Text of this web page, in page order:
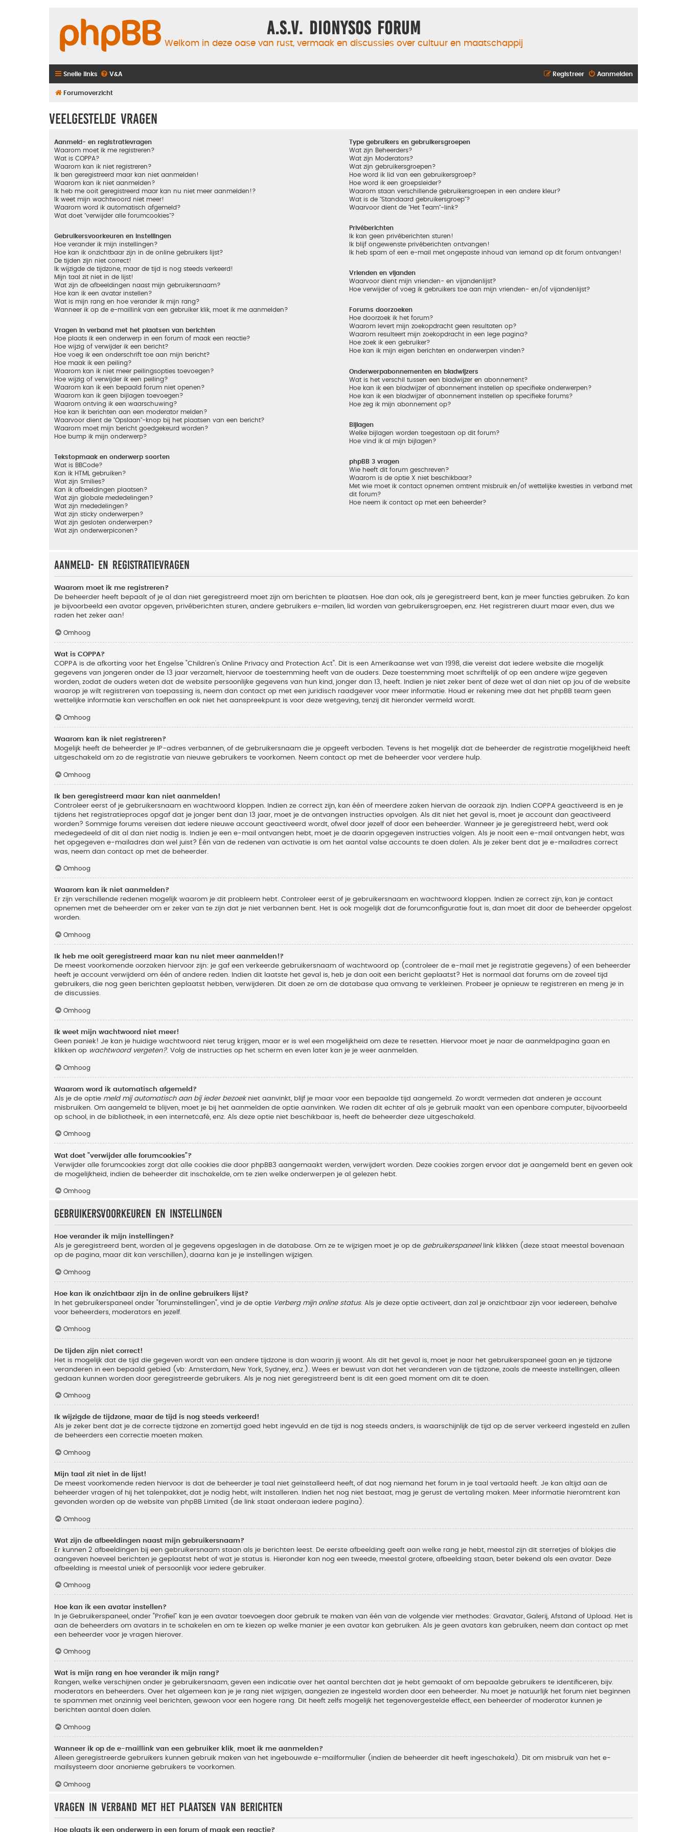
A.S.V. Dionysos Forum
Welkom in deze oase van rust, vermaak en discussies over cultuur en maatschappij
Snelle links V&A Aanmelden
Registreer
Forumoverzicht
Veelgestelde vragen
Aanmeld- en registratievragen
Waarom moet ik me registreren?
Wat is COPPA?
Waarom kan ik niet registreren?
Ik ben geregistreerd maar kan niet aanmelden!
Waarom kan ik niet aanmelden?
Ik heb me ooit geregistreerd maar kan nu niet meer aanmelden!?
Ik weet mijn wachtwoord niet meer!
Waarom word ik automatisch afgemeld?
Wat doet "verwijder alle forumcookies"?
Gebruikersvoorkeuren en instellingen
Hoe verander ik mijn instellingen?
Hoe kan ik onzichtbaar zijn in de online gebruikers lijst?
De tijden zijn niet correct!
Ik wijzigde de tijdzone, maar de tijd is nog steeds verkeerd!
Mijn taal zit niet in de lijst!
Wat zijn de afbeeldingen naast mijn gebruikersnaam?
Hoe kan ik een avatar instellen?
Wat is mijn rang en hoe verander ik mijn rang?
Wanneer ik op de e-maillink van een gebruiker klik, moet ik me aanmelden?
Vragen in verband met het plaatsen van berichten
Hoe plaats ik een onderwerp in een forum of maak een reactie?
Hoe wijzig of verwijder ik een bericht?
Hoe voeg ik een onderschrift toe aan mijn bericht?
Hoe maak ik een peiling?
Waarom kan ik niet meer peilingsopties toevoegen?
Hoe wijzig of verwijder ik een peiling?
Waarom kan ik een bepaald forum niet openen?
Waarom kan ik geen bijlagen toevoegen?
Waarom ontving ik een waarschuwing?
Hoe kan ik berichten aan een moderator melden?
Waarvoor dient de "Opslaan"-knop bij het plaatsen van een bericht?
Waarom moet mijn bericht goedgekeurd worden?
Hoe bump ik mijn onderwerp?
Tekstopmaak en onderwerp soorten
Wat is BBCode?
Kan ik HTML gebruiken?
Wat zijn Smilies?
Kan ik afbeeldingen plaatsen?
Wat zijn globale mededelingen?
Wat zijn mededelingen?
Wat zijn sticky onderwerpen?
Wat zijn gesloten onderwerpen?
Wat zijn onderwerpiconen?
Type gebruikers en gebruikersgroepen
Wat zijn Beheerders?
Wat zijn Moderators?
Wat zijn gebruikersgroepen?
Hoe word ik lid van een gebruikersgroep?
Hoe word ik een groepsleider?
Waarom staan verschillende gebruikersgroepen in een andere kleur?
Wat is de "Standaard gebruikersgroep"?
Waarvoor dient de "Het Team"-link?
Privéberichten
Ik kan geen privéberichten sturen!
Ik blijf ongewenste privéberichten ontvangen!
Ik heb spam of een e-mail met ongepaste inhoud van iemand op dit forum ontvangen!
Vrienden en vijanden
Waarvoor dient mijn vrienden- en vijandenlijst?
Hoe verwijder of voeg ik gebruikers toe aan mijn vrienden- en/of vijandenlijst?
Forums doorzoeken
Hoe doorzoek ik het forum?
Waarom levert mijn zoekopdracht geen resultaten op?
Waarom resulteert mijn zoekopdracht in een lege pagina?
Hoe zoek ik een gebruiker?
Hoe kan ik mijn eigen berichten en onderwerpen vinden?
Onderwerpabonnementen en bladwijzers
Wat is het verschil tussen een bladwijzer en abonnement?
Hoe kan ik een bladwijzer of abonnement instellen op specifieke onderwerpen?
Hoe kan ik een bladwijzer of abonnement instellen op specifieke forums?
Hoe zeg ik mijn abonnement op?
Bijlagen
Welke bijlagen worden toegestaan op dit forum?
Hoe vind ik al mijn bijlagen?
phpBB 3 vragen
Wie heeft dit forum geschreven?
Waarom is de optie X niet beschikbaar?
Met wie moet ik contact opnemen omtrent misbruik en/of wettelijke kwesties in verband met
dit forum?
Hoe neem ik contact op met een beheerder?
Aanmeld- en registratievragen
Waarom moet ik me registreren?
De beheerder heeft bepaalt of je al dan niet geregistreerd moet zijn om berichten te plaatsen. Hoe dan ook, als je geregistreerd bent, kan je meer functies gebruiken. Zo kan
je bijvoorbeeld een avatar opgeven, privéberichten sturen, andere gebruikers e-mailen, lid worden van gebruikersgroepen, enz. Het registreren duurt maar even, dus we
raden het zeker aan!
Omhoog
Wat is COPPA?
COPPA is de afkorting voor het Engelse "Children’s Online Privacy and Protection Act". Dit is een Amerikaanse wet van 1998, die vereist dat iedere website die mogelijk
gegevens van jongeren onder de 13 jaar verzamelt, hiervoor de toestemming heeft van de ouders. Deze toestemming moet schriftelijk of op een andere wijze gegeven
worden, zodat de ouders weten dat de website persoonlijke gegevens van hun kind, jonger dan 13, heeft. Indien je niet zeker bent of deze wet al dan niet op jou of de website
waarop je wilt registreren van toepassing is, neem dan contact op met een juridisch raadgever voor meer informatie. Houd er rekening mee dat het phpBB team geen
wettelijke informatie kan verschaffen en ook niet het aanspreekpunt is voor deze wetgeving, tenzij dit hieronder vermeld wordt.
Omhoog
Waarom kan ik niet registreren?
Mogelijk heeft de beheerder je IP-adres verbannen, of de gebruikersnaam die je opgeeft verboden. Tevens is het mogelijk dat de beheerder de registratie mogelijkheid heeft
uitgeschakeld om zo de registratie van nieuwe gebruikers te voorkomen. Neem contact op met de beheerder voor verdere hulp.
Omhoog
Ik ben geregistreerd maar kan niet aanmelden!
Controleer eerst of je gebruikersnaam en wachtwoord kloppen. Indien ze correct zijn, kan één of meerdere zaken hiervan de oorzaak zijn. Indien COPPA geactiveerd is en je
tijdens het registratieproces opgaf dat je jonger bent dan 13 jaar, moet je de ontvangen instructies opvolgen. Als dit niet het geval is, moet je account dan geactiveerd
worden? Sommige forums vereisen dat iedere nieuwe account geactiveerd wordt, ofwel door jezelf of door een beheerder. Wanneer je je geregistreerd hebt, werd ook
medegedeeld of dit al dan niet nodig is. Indien je een e-mail ontvangen hebt, moet je de daarin opgegeven instructies volgen. Als je nooit een e-mail ontvangen hebt, was
het opgegeven e-mailadres dan wel juist? Één van de redenen van activatie is om het aantal valse accounts te doen dalen. Als je zeker bent dat je e-mailadres correct
was, neem dan contact op met de beheerder.
Omhoog
Waarom kan ik niet aanmelden?
Er zijn verschillende redenen mogelijk waarom je dit probleem hebt. Controleer eerst of je gebruikersnaam en wachtwoord kloppen. Indien ze correct zijn, kan je contact
opnemen met de beheerder om er zeker van te zijn dat je niet verbannen bent. Het is ook mogelijk dat de forumconfiguratie fout is, dan moet dit door de beheerder opgelost
worden.
Omhoog
Ik heb me ooit geregistreerd maar kan nu niet meer aanmelden!?
De meest voorkomende oorzaken hiervoor zijn: je gaf een verkeerde gebruikersnaam of wachtwoord op (controleer de e-mail met je registratie gegevens) of een beheerder
heeft je account verwijderd om één of andere reden. Indien dit laatste het geval is, heb je dan ooit een bericht geplaatst? Het is normaal dat forums om de zoveel tijd
gebruikers, die nog geen berichten geplaatst hebben, verwijderen. Dit doen ze om de database qua omvang te verkleinen. Probeer je opnieuw te registreren en meng je in
de discussies.
Omhoog
Ik weet mijn wachtwoord niet meer!
Geen paniek! Je kan je huidige wachtwoord niet terug krijgen, maar er is wel een mogelijkheid om deze te resetten. Hiervoor moet je naar de aanmeldpagina gaan en
klikken op wachtwoord vergeten?. Volg de instructies op het scherm en even later kan je je weer aanmelden.
Omhoog
Waarom word ik automatisch afgemeld?
Als je de optie meld mij automatisch aan bij ieder bezoekniet aanvinkt, blijf je maar voor een bepaalde tijd aangemeld. Zo wordt vermeden dat anderen je account
misbruiken. Om aangemeld te blijven, moet je bij het aanmelden de optie aanvinken. We raden dit echter af als je gebruik maakt van een openbare computer, bijvoorbeeld
op school, in de bibliotheek, in een internetcafé, enz. Als deze optie niet beschikbaar is, heeft de beheerder deze uitgeschakeld.
Omhoog
Wat doet "verwijder alle forumcookies"?
Verwijder alle forumcookies zorgt dat alle cookies die door phpBB3 aangemaakt werden, verwijdert worden. Deze cookies zorgen ervoor dat je aangemeld bent en geven ook
de mogelijkheid, indien de beheerder dit inschakelde, om te zien welke onderwerpen je al gelezen hebt.
Omhoog
Gebruikersvoorkeuren en instellingen
Hoe verander ik mijn instellingen?
Als je geregistreerd bent, worden al je gegevens opgeslagen in de database. Om ze te wijzigen moet je op de gebruikerspaneellink klikken (deze staat meestal bovenaan
op de pagina, maar dit kan verschillen), daarna kan je je instellingen wijzigen.
Omhoog
Hoe kan ik onzichtbaar zijn in de online gebruikers lijst?
In het gebruikerspaneel onder "foruminstellingen", vind je de optie Verberg mijn online status. Als je deze optie activeert, dan zal je onzichtbaar zijn voor iedereen, behalve
voor beheerders, moderators en jezelf.
Omhoog
De tijden zijn niet correct!
Het is mogelijk dat de tijd die gegeven wordt van een andere tijdzone is dan waarin jij woont. Als dit het geval is, moet je naar het gebruikerspaneel gaan en je tijdzone
veranderen in een bepaald gebied (vb: Amsterdam, New York, Sydney, enz.). Wees er bewust van dat het veranderen van de tijdzone, zoals de meeste instellingen, alleen
gedaan kunnen worden door geregistreerde gebruikers. Als je nog niet geregistreerd bent is dit een goed moment om dit te doen.
Omhoog
Ik wijzigde de tijdzone, maar de tijd is nog steeds verkeerd!
Als je zeker bent dat je de correcte tijdzone en zomertijd goed hebt ingevuld en de tijd is nog steeds anders, is waarschijnlijk de tijd op de server verkeerd ingesteld en zullen
de beheerders een correctie moeten maken.
Omhoog
Mijn taal zit niet in de lijst!
De meest voorkomende reden hiervoor is dat de beheerder je taal niet geïnstalleerd heeft, of dat nog niemand het forum in je taal vertaald heeft. Je kan altijd aan de
beheerder vragen of hij het talenpakket, dat je nodig hebt, wilt installeren. Indien het nog niet bestaat, mag je gerust de vertaling maken. Meer informatie hieromtrent kan
gevonden worden op de website van phpBB Limited (de link staat onderaan iedere pagina).
Omhoog
Wat zijn de afbeeldingen naast mijn gebruikersnaam?
Er kunnen 2 afbeeldingen bij een gebruikersnaam staan als je berichten leest. De eerste afbeelding geeft aan welke rang je hebt, meestal zijn dit sterretjes of blokjes die
aangeven hoeveel berichten je geplaatst hebt of wat je status is. Hieronder kan nog een tweede, meestal grotere, afbeelding staan, beter bekend als een avatar. Deze
afbeelding is meestal uniek of persoonlijk voor iedere gebruiker.
Omhoog
Hoe kan ik een avatar instellen?
In je Gebruikerspaneel, onder “Profiel” kan je een avatar toevoegen door gebruik te maken van één van de volgende vier methodes: Gravatar, Galerij, Afstand of Upload. Het is
aan de beheerders om avatars in te schakelen en om te kiezen op welke manier je een avatar kan gebruiken. Als je geen avatars kan gebruiken, neem dan contact op met
een beheerder voor je vragen hierover.
Omhoog
Wat is mijn rang en hoe verander ik mijn rang?
Rangen, welke verschijnen onder je gebruikersnaam, geven een indicatie over het aantal berchten dat je hebt gemaakt of om bepaalde gebruikers te identificeren, bijv.
moderators en beheerders. Over het algemeen kan je je rang niet wijzigen, aangezien ze ingesteld worden door een beheerder. Nu moet je natuurlijk het forum niet beginnen
te spammen met onzinnig veel berichten, gewoon voor een hogere rang. Dit heeft zelfs mogelijk het tegenovergestelde effect, een beheerder of moderator kunnen je
berichten aantal doen dalen.
Omhoog
Wanneer ik op de e-maillink van een gebruiker klik, moet ik me aanmelden?
Alleen geregistreerde gebruikers kunnen gebruik maken van het ingebouwde e-mailformulier (indien de beheerder dit heeft ingeschakeld). Dit om misbruik van het e-
mailsysteem door anonieme gebruikers te voorkomen.
Omhoog
Vragen in verband met het plaatsen van berichten
Hoe plaats ik een onderwerp in een forum of maak een reactie?